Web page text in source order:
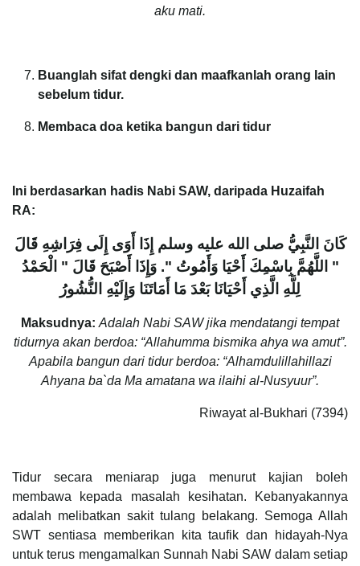
aku mati.
Buanglah sifat dengki dan maafkanlah orang lain
sebelum tidur.
Membaca doa ketika bangun dari tidur
Ini berdasarkan hadis Nabi SAW, daripada Huzaifah
RA:
كَانَ النَّبِيُّ صلى الله عليه وسلم إِذَا أَوَى إِلَى فِرَاشِهِ قَالَ
‏"‏ اللَّهُمَّ بِاسْمِكَ أَحْيَا وَأَمُوتُ ‏"‏‏.‏ وَإِذَا أَصْبَحَ قَالَ ‏"‏ الْحَمْدُ
لِلَّهِ الَّذِي أَحْيَانَا بَعْدَ مَا أَمَاتَنَا وَإِلَيْهِ النُّشُورُ
Maksudnya: Adalah Nabi SAW jika mendatangi tempat
tidurnya akan berdoa: “Allahumma bismika ahya wa amut”.
Apabila bangun dari tidur berdoa: “Alhamdulillahillazi
Ahyana ba`da Ma amatana wa ilaihi al-Nusyuur”.
Riwayat al-Bukhari (7394)
Tidur secara meniarap juga menurut kajian boleh
membawa kepada masalah kesihatan. Kebanyakannya
adalah melibatkan sakit tulang belakang. Semoga Allah
SWT sentiasa memberikan kita taufik dan hidayah-Nya
untuk terus mengamalkan Sunnah Nabi SAW dalam setiap